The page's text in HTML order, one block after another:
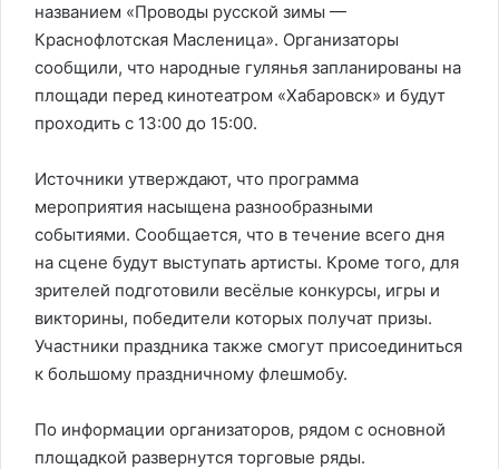
названием «Проводы русской зимы —
Краснофлотская Масленица». Организаторы
сообщили, что народные гулянья запланированы на
площади перед кинотеатром «Хабаровск» и будут
проходить с 13:00 до 15:00.
Источники утверждают, что программа
мероприятия насыщена разнообразными
событиями. Сообщается, что в течение всего дня
на сцене будут выступать артисты. Кроме того, для
зрителей подготовили весёлые конкурсы, игры и
викторины, победители которых получат призы.
Участники праздника также смогут присоединиться
к большому праздничному флешмобу.
По информации организаторов, рядом с основной
площадкой развернутся торговые ряды.